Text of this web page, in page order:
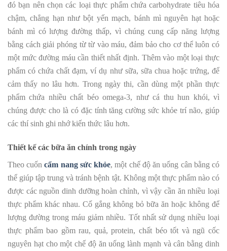
đó bạn nên chọn các loại thực phẩm chứa carbohydrate tiêu hóa
chậm, chẳng hạn như bột yến mạch, bánh mì nguyên hạt hoặc
bánh mì có lượng đường thấp, vì chúng cung cấp năng lượng
bằng cách giải phóng từ từ vào máu, đảm bảo cho cơ thể luôn có
một mức đường máu cần thiết nhất định. Thêm vào một loại thực
phẩm có chứa chất đạm, ví dụ như sữa, sữa chua hoặc trứng, để
cảm thấy no lâu hơn. Trong ngày thi, cần dùng một phần thực
phẩm chứa nhiều chất béo omega-3, như cá thu hun khói, vì
chúng được cho là có đặc tính tăng cường sức khỏe trí não, giúp
các thí sinh ghi nhớ kiến thức lâu hơn.
Thiết kế các bữa ăn chính trong ngày
Theo cuốncẩm nang sức khỏe, một chế độ ăn uống cân bằng có
thể giúp tập trung và tránh bệnh tật. Không một thực phẩm nào có
được các nguồn dinh dưỡng hoàn chỉnh, vì vậy cần ăn nhiều loại
thực phẩm khác nhau. Cố gắng không bỏ bữa ăn hoặc không để
lượng đường trong máu giảm nhiều. Tốt nhất sử dụng nhiều loại
thực phẩm bao gồm rau, quả, protein, chất béo tốt và ngũ cốc
nguyên hạt cho một chế độ ăn uống lành mạnh và cân bằng dinh